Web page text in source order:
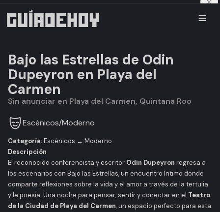
Bajo las Estrellas de Odin
Dupeyron en Playa del
Carmen
Sin anunciar en Playa del Carmen, Quintana Roo
Escénicos/Moderno
Categoría:Escénicos → Moderno
Descripción
El reconocido conferencista y escritor Odin Dupeyron regresa a
los escenarios con Bajo las Estrellas, un encuentro íntimo donde
comparte reflexiones sobre la vida y el amor a través de la tertulia
y la poesía. Una noche para pensar, sentir y conectar en el Teatro
de la Ciudad de Playa del Carmen, un espacio perfecto para esta